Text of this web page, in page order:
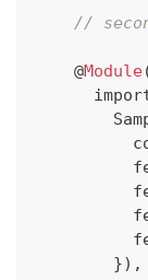
//
@Module
}) ,